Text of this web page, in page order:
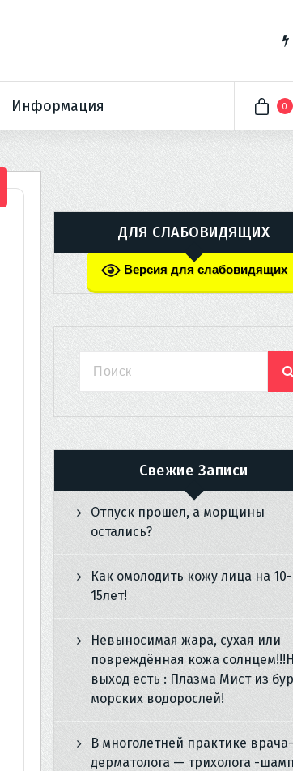
Информация 0
ДЛЯ СЛАБОВИДЯЩИХ
Версия для слабовидящих
Свежие Записи
Отпуск прошел, а морщины
остались?
Как омолодить кожу лица на 10-
15лет!
Невыносимая жара, сухая или
повреждённая кожа
выход есть : Плазма Мист из
морских водорослей!
В многолетней практике врача-
дерматолога — трихолога -